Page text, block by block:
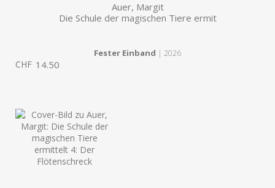
Auer, Margit
Die Schule der magischen Tiere ermit
Fester Einband | 2026
CHF 14.50